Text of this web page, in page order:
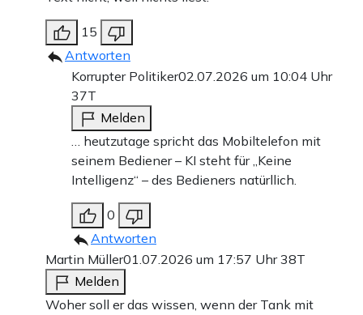
15
Antworten
Korrupter Politiker02.07.2026 um 10:04 Uhr
37T
Melden
… heutzutage spricht das Mobiltelefon mit
seinem Bediener – KI steht für „Keine
Intelligenz“ – des Bedieners natürllich.
0
Antworten
Martin Müller01.07.2026 um 17:57 Uhr38T
Melden
Woher soll er das wissen, wenn der Tank mit